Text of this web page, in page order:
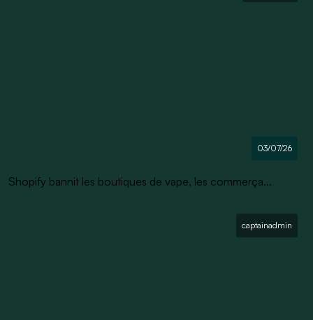
03/07/26
Shopify bannit les boutiques de vape, les commerça...
captainadmin